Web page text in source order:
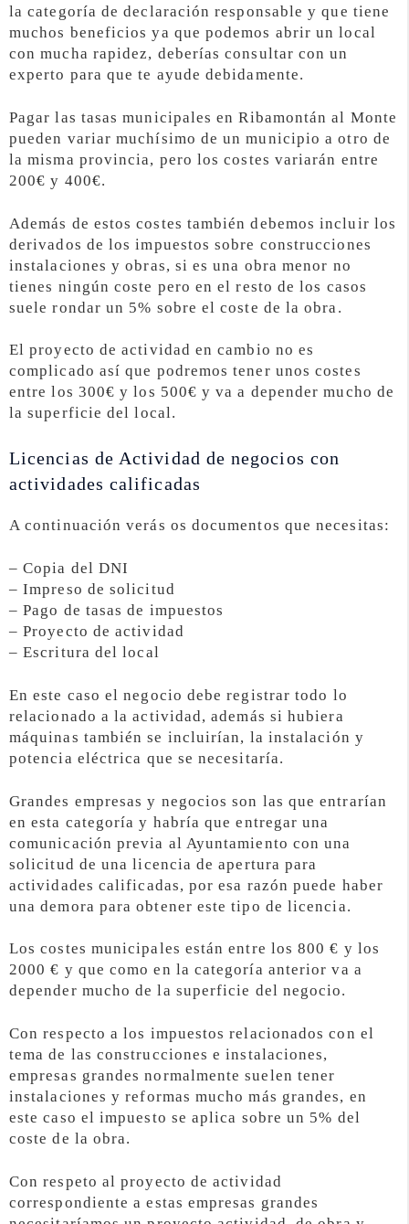
la categoría de declaración responsable y que tiene
muchos beneficios ya que podemos abrir un local
con mucha rapidez, deberías consultar con un
experto para que te ayude debidamente.
Pagar las tasas municipales en Ribamontán al Monte
pueden variar muchísimo de un municipio a otro de
la misma provincia, pero los costes variarán entre
200€ y 400€.
Además de estos costes también debemos incluir los
derivados de los impuestos sobre construcciones
instalaciones y obras, si es una obra menor no
tienes ningún coste pero en el resto de los casos
suele rondar un 5% sobre el coste de la obra.
El proyecto de actividad en cambio no es
complicado así que podremos tener unos costes
entre los 300€ y los 500€ y va a depender mucho de
la superficie del local.
Licencias de Actividad de negocios con
actividades calificadas
A continuación verás os documentos que necesitas:
– Copia del DNI
– Impreso de solicitud
– Pago de tasas de impuestos
– Proyecto de actividad
– Escritura del local
En este caso el negocio debe registrar todo lo
relacionado a la actividad, además si hubiera
máquinas también se incluirían, la instalación y
potencia eléctrica que se necesitaría.
Grandes empresas y negocios son las que entrarían
en esta categoría y habría que entregar una
comunicación previa al Ayuntamiento con una
solicitud de una licencia de apertura para
actividades calificadas, por esa razón puede haber
una demora para obtener este tipo de licencia.
Los costes municipales están entre los 800 € y los
2000 € y que como en la categoría anterior va a
depender mucho de la superficie del negocio.
Con respecto a los impuestos relacionados con el
tema de las construcciones e instalaciones,
empresas grandes normalmente suelen tener
instalaciones y reformas mucho más grandes, en
este caso el impuesto se aplica sobre un 5% del
coste de la obra.
Con respeto al proyecto de actividad
correspondiente a estas empresas grandes